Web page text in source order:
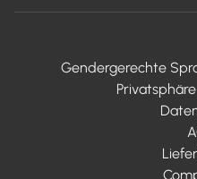
Gendergerechte